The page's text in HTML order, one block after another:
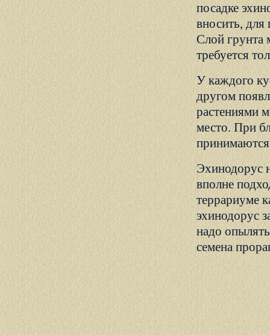
посадке
вносить, для
Слой грунта
требуется
У каждого
другом
растениями
место. При
Эхинодорус
вполне
террариуме
эхинодорус
надо
семена